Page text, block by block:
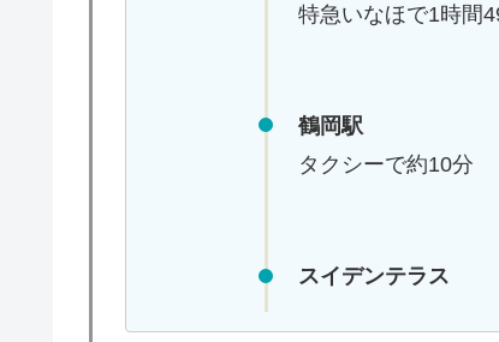
特急いなほで1時間
鶴岡駅
タクシーで約10分
スイデンテラス